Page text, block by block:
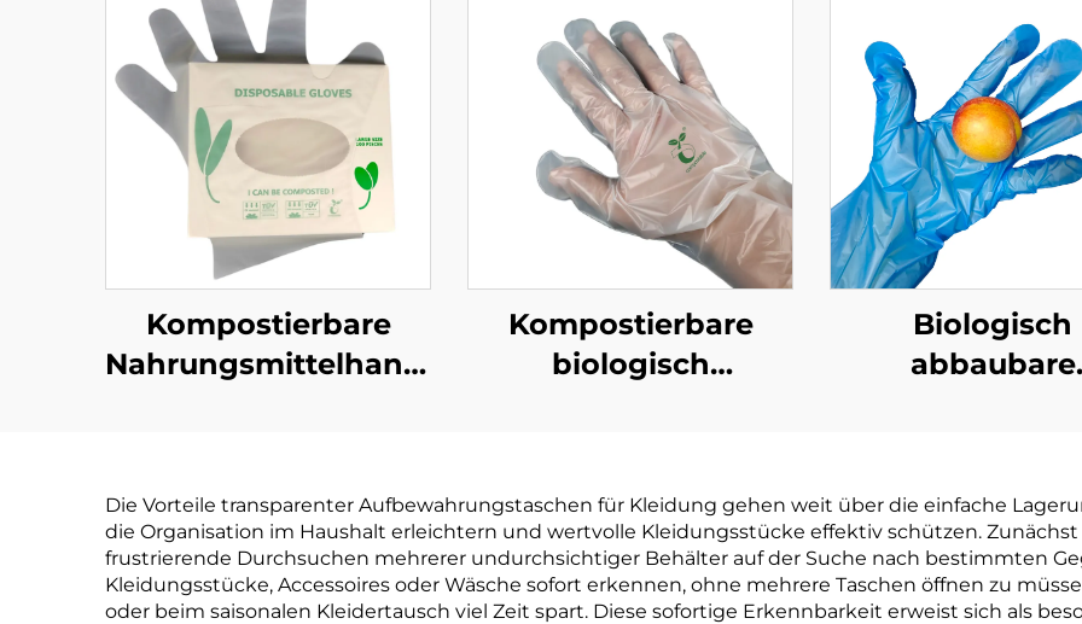
Kompostierbare
Nahrungsmittelhandschuhe
Material
Kompostierbare
biologisch
& kompostierbar aus
PLA PBAT Maisstärke
Material
Biologisch
abbaubare
PLA PBAT
Material
Die Vorteile transparenter Aufbewahrungstaschen für Kleidung gehen weit über die einfache
die Organisation im Haushalt erleichtern und wertvolle Kleidungsstücke effektiv schützen.
frustrierende Durchsuchen mehrerer undurchsichtiger Behälter auf der Suche nach bestimmten
Kleidungsstücke, Accessoires oder Wäsche sofort erkennen, ohne mehrere Taschen öffnen zu
oder beim saisonalen Kleidertausch viel Zeit spart. Diese sofortige Erkennbarkeit erweist sich als